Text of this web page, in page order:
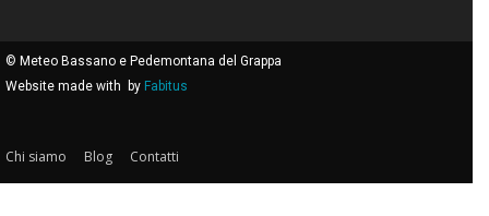
© Meteo Bassano e Pedemontana del Grappa
Website made with
by Fabitus
Chi siamo Blog Contatti